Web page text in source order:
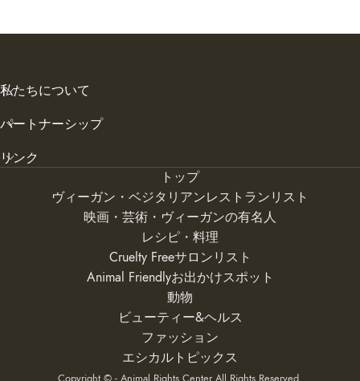
私たちについて
パートナーシップ
リンク
トップ
ヴィーガン・ベジタリアンレストランリスト
映画・芸術・ヴィーガンの有名人
レシピ・料理
Cruelty Freeサロンリスト
Animal Friendlyお出かけスポット
動物
ビューティー&ヘルス
ファッション
エシカルトピックス
Copyright © - Animal Rights Center All Rights Reserved.